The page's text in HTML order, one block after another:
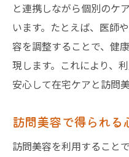
と連携しながら個別のケ
います。たとえば、医師
容を調整することで、健
現します。これにより、
安心して在宅ケアと訪問
訪問美容で得られる
訪問美容を利用すること